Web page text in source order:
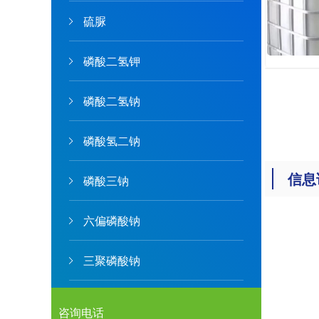
硫脲
磷酸二氢钾
磷酸二氢钠
磷酸氢二钠
磷酸三钠
六偏磷酸钠
三聚磷酸钠
咨询电话
信